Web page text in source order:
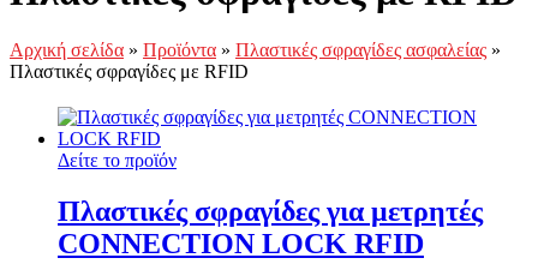
Αρχική σελίδα » Προϊόντα » Πλαστικές σφραγίδες ασφαλείας »
Πλαστικές σφραγίδες με RFID
Δείτε το προϊόν
Πλαστικές σφραγίδες για μετρητές
CONNECTION LOCK RFID